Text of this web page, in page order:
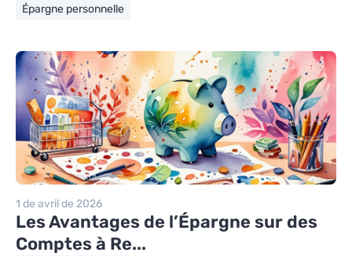
Épargne personnelle
1 de avril de 2026
Les Avantages de l’Épargne sur des
Comptes à Re...